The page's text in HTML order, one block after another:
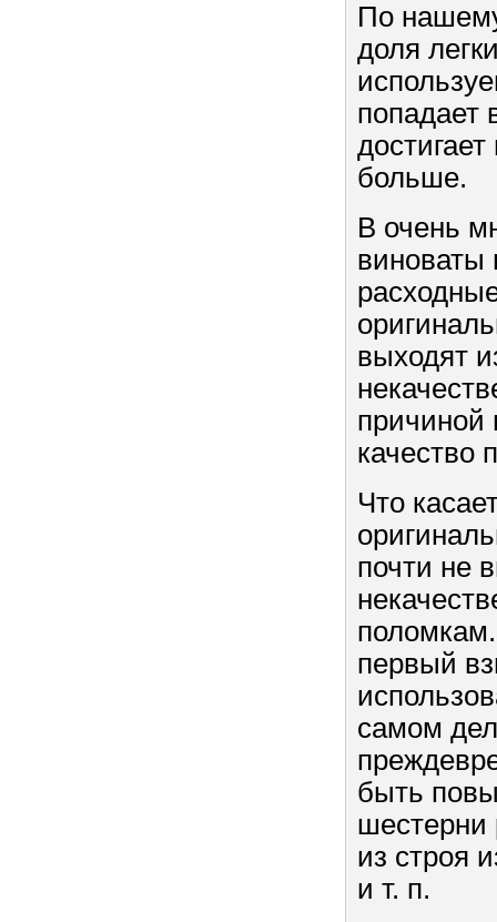
По
доля
попадает
больше.
В очень
виноваты
выходят
причиной
качество
Что
почти не
первый
самом
быть
шестерни
из строя
и т. п.